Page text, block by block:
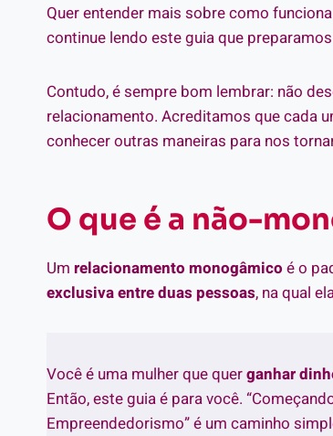
Quer entender mais sobre como
continue lendo este guia que
Contudo, é sempre bom lembrar: não
relacionamento. Acreditamos que cada
conhecer outras maneiras para nos
O que é a não-
Um relacionamento monogâmico é o
exclusiva entre duas pessoas, na qual
Você é uma mulher que querganhar
Então, este guia é para você.
Empreendedorismo” é um caminho